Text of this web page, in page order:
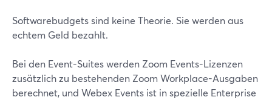
Softwarebudgets sind keine Theorie. Sie werden aus
echtem Geld bezahlt.
Bei den Event-Suites werden Zoom Events-Lizenzen
zusätzlich zu bestehenden Zoom Workplace-Ausgaben
berechnet, und Webex Events ist in spezielle Enterprise